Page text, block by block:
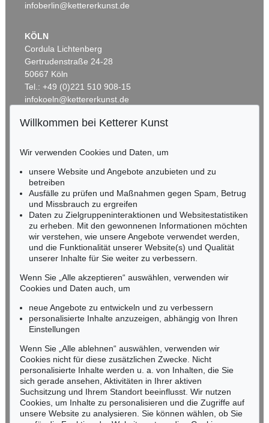
Auktion 559 - Lot 153
Ergebnis:€ 2.750
Auktion 472 - Lot 577
Kräutterbuch, 1630
Ergebnis:€ 2.706
Auktion 604 - Lot 123
Kreutterbuch , 1565
Ergebnis:€ 2.540
infoberlin@kettererkunst.de
KÖLN
Cordula Lichtenberg
Gertrudenstraße 24-28
50667 Köln
Tel.: +49 (0)221 510 908-15
infokoeln@kettererkunst.de
RHEINLAND-PFALZ
Miriam Heß
Tel.: +49 (0)62 21 58 80-038
Fax: +49 (0)62 21 58 80-595
infoheidelberg@kettererkunst.de
NORDDEUTSCHLAND
Nico Kassel, M.A.
Tel.: +49 (0)89 55244-164
Mobil: +49 (0)171 8618661
n.kassel@kettererkunst.de
Keine Auktion mehr verpassen!
Wir informieren Sie rechtzeitig.
Jetzt zum Newsletter anmelden >
Willkommen bei Ketterer Kunst
Wir verwenden Cookies und Daten, um
unsere Website und Angebote anzubieten und zu
betreiben
Ausfälle zu prüfen und Maßnahmen gegen Spam, Betrug
und Missbrauch zu ergreifen
Daten zu Zielgruppeninteraktionen und Websitestatistiken
zu erheben. Mit den gewonnenen Informationen möchten
wir verstehen, wie unsere Angebote verwendet werden,
und die Funktionalität unserer Website(s) und Qualität
unserer Inhalte für Sie weiter zu verbessern.
Wenn Sie „Alle akzeptieren“ auswählen, verwenden wir
Cookies und Daten auch, um
neue Angebote zu entwickeln und zu verbessern
personalisierte Inhalte anzuzeigen, abhängig von Ihren
Einstellungen
Wenn Sie „Alle ablehnen“ auswählen, verwenden wir
Cookies nicht für diese zusätzlichen Zwecke. Nicht
personalisierte Inhalte werden u. a. von Inhalten, die Sie
sich gerade ansehen, Aktivitäten in Ihrer aktiven
Suchsitzung und Ihrem Standort beeinflusst. Wir nutzen
Cookies, um Inhalte zu personalisieren und die Zugriffe auf
unsere Website zu analysieren. Sie können wählen, ob Sie